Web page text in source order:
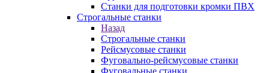
Станки для подготовки кромки ПВХ
Строгальные станки
Назад
Строгальные станки
Рейсмусовые станки
Фуговально-рейсмусовые станки
Фуговальные станки